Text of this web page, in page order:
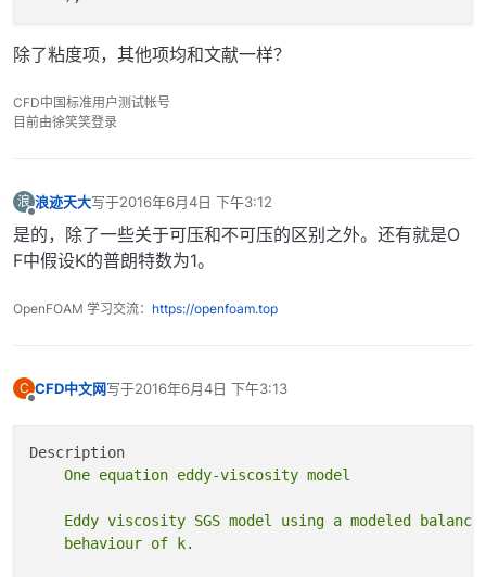
除了粘度项，其他项均和文献一样？
CFD中国标准用户测试帐号
目前由徐笑笑登录
浪
离线
浪迹天大写于2016年6月4日 下午3:12
最后由 编辑
是的，除了一些关于可压和不可压的区别之外。还有就是O
F中假设K的普朗特数为1。
OpenFOAM 学习交流： https://openfoam.top
C CFD中文网写于2016年6月4日 下午3:13
最后由 编辑
Eddy viscosity SGS model using a modeled